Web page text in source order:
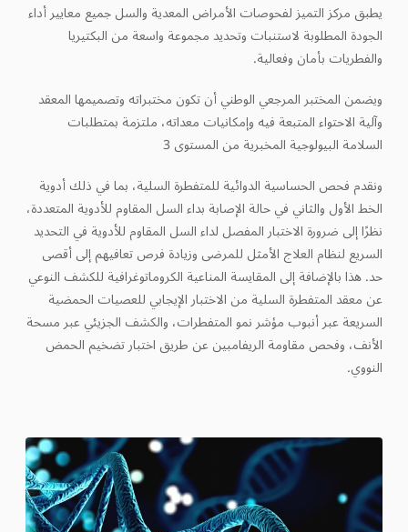
يطبق مركز التميز لفحوصات الأمراض المعدية والسل جميع معايير أداء
الجودة المطلوبة لاستنبات وتحديد مجموعة واسعة من البكتيريا
والفطريات بأمان وفعالية.
ويضمن المختبر المرجعي الوطني أن تكون مختبراته وتصميمها المعقد
وآلية الاحتواء المتبعة فيه وإمكانيات معداته، ملتزمة بمتطلبات
السلامة البيولوجية المخبرية من المستوى 3
ونقدم فحص الحساسية الدوائية للمتفطرة السلية، بما في ذلك أدوية
الخط الأول والثاني في حالة الإصابة بداء السل المقاوم للأدوية المتعددة،
نظرًا إلى ضرورة الاختبار المفصل لداء السل المقاوم للأدوية في التحديد
السريع لنظام العلاج الأمثل للمرضى وزيادة فرص تعافيهم إلى أقصى
حد. هذا بالإضافة إلى المقايسة المناعية الكروماتوغرافية للكشف النوعي
عن معقد المتفطرة السلية من الاختبار الإيجابي للعصيات الحمضية
السريعة عبر أنبوب مؤشر نمو المتفطرات، والكشف الجزيئي عبر مسحة
الأنف، وفحص مقاومة الريفامبين عن طريق اختبار تضخيم الحمض
النووي.